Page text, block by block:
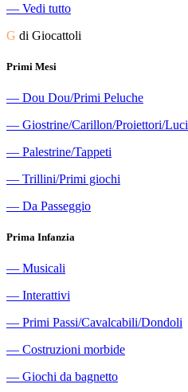
― Vedi tutto
G di Giocattoli
Primi Mesi
― Dou Dou/Primi Peluche
― Giostrine/Carillon/Proiettori/Luci
― Palestrine/Tappeti
― Trillini/Primi giochi
― Da Passeggio
Prima Infanzia
― Musicali
― Interattivi
― Primi Passi/Cavalcabili/Dondoli
― Costruzioni morbide
― Giochi da bagnetto